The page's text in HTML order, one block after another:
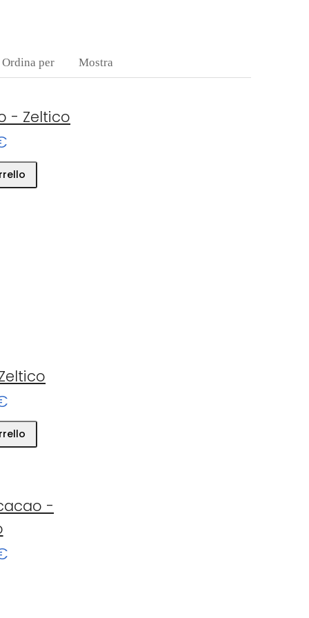
Mostra
Ordina per
- Zeltico
-